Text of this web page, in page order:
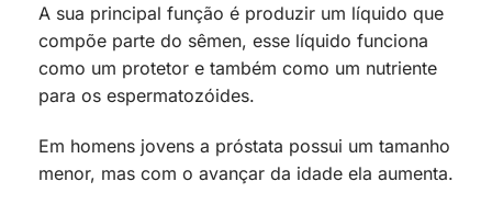
A sua principal função é produzir um líquido que
compõe parte do sêmen, esse líquido funciona
como um protetor e também como um nutriente
para os espermatozóides.
Em homens jovens a próstata possui um tamanho
menor, mas com o avançar da idade ela aumenta.